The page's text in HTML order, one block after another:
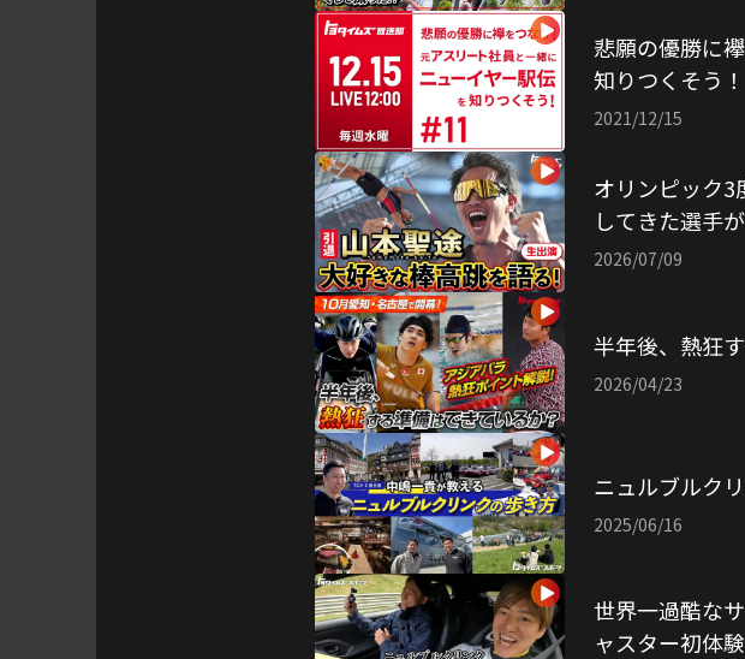
悲願の優勝に
知りつくそう！
2021/12/15
オリンピック3
してきた選手
2026/07/09
半年後、熱狂
2026/04/23
ニュルブルク
2025/06/16
世界一過酷な
ャスター初体験